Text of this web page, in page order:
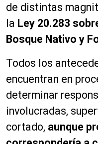
de distintas
la Ley 20.283
Bosque Nativo y
Todos los
encuentran en
determinar
involucradas,
cortado, aunque